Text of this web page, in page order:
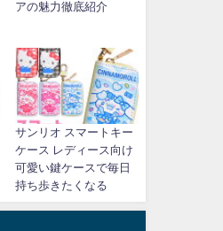
アの魅力徹底紹介
サンリオ スマートキー
ケース レディース向け
可愛い鍵ケースで毎日
持ち歩きたくなる